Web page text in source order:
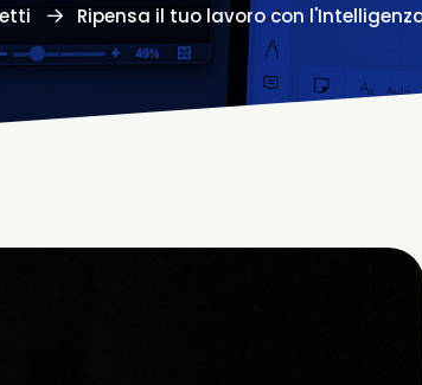
Ripensa il tuo lavoro con